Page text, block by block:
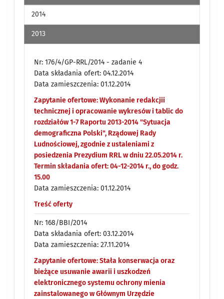
2014
2013
Nr: 176/4/GP-RRL/2014 - zadanie 4
Data składania ofert: 04.12.2014
Data zamieszczenia: 01.12.2014
Zapytanie ofertowe: Wykonanie redakcjii
technicznej i opracowanie wykresów i tablic do
rozdziałów 1-7 Raportu 2013-2014 "Sytuacja
demograficzna Polski", Rządowej Rady
Ludnościowej, zgodnie z ustaleniami z
posiedzenia Prezydium RRL w dniu 22.05.2014 r.
Termin składania ofert: 04-12-2014 r., do godz.
15.00
Data zamieszczenia: 01.12.2014
Treść oferty
Nr: 168/BBI/2014
Data składania ofert: 03.12.2014
Data zamieszczenia: 27.11.2014
Zapytanie ofertowe: Stała konserwacja oraz
bieżące usuwanie awarii i uszkodzeń
elektronicznego systemu ochrony mienia
zainstalowanego w Głównym Urzędzie